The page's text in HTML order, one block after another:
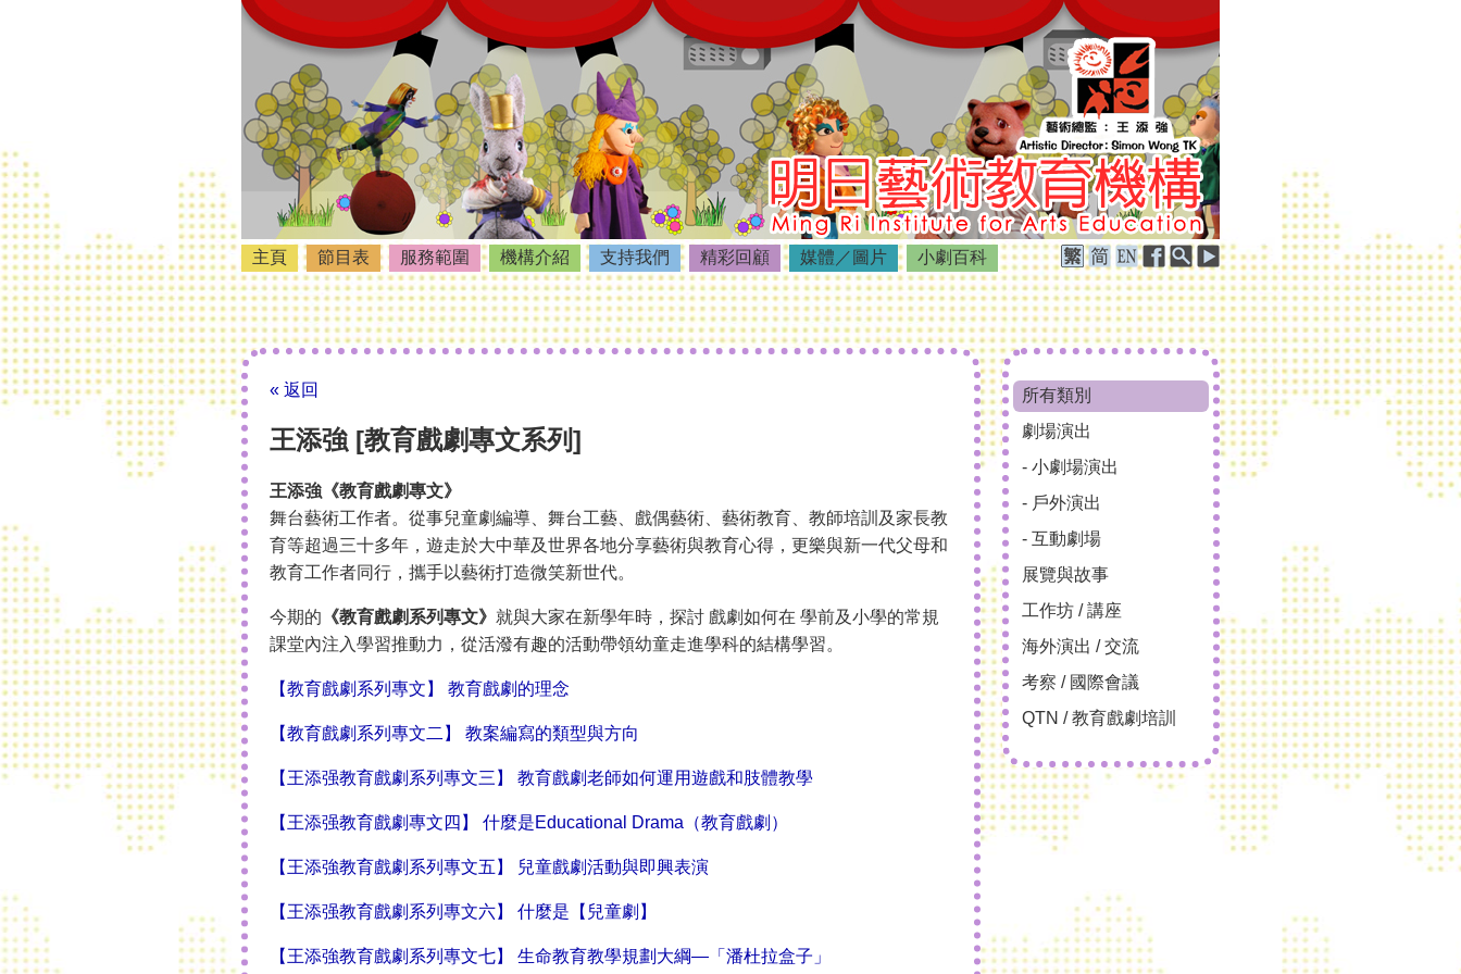
主頁 節目表 服務範圍 機構介紹 支持我們 精彩回顧 媒體／圖片 小劇百科
所有類別
劇場演出
- 小劇場演出
- 戶外演出
- 互動劇場
展覽與故事
工作坊 / 講座
海外演出 / 交流
考察 / 國際會議
QTN / 教育戲劇培訓
« 返回
王添強 [教育戲劇專文系列]
王添強《教育戲劇專文》
舞台藝術工作者。從事兒童劇編導、舞台工藝、戲偶藝術、藝術教育、教師培訓及家長教
育等超過三十多年，遊走於大中華及世界各地分享藝術與教育心得，更樂與新一代父母和
教育工作者同行，攜手以藝術打造微笑新世代。
今期的 《教育戲劇系列專文》 就與大家在新學年時，探討 戲劇如何在 學前及小學的常規
課堂內注入學習推動力，從活潑有趣的活動帶領幼童走進學科的結構學習。
【教育戲劇系列專文】 教育戲劇的理念
【教育戲劇系列專文二】 教案編寫的類型與方向
【王添强教育戲劇系列專文三】 教育戲劇老師如何運用遊戲和肢體教學
【王添强教育戲劇專文四】 什麼是Educational Drama（教育戲劇）
【王添強教育戲劇系列專文五】 兒童戲劇活動與即興表演
【王添强教育戲劇系列專文六】 什麼是【兒童劇】
【王添強教育戲劇系列專文七】 生命教育教學規劃大綱—「潘杜拉盒子」